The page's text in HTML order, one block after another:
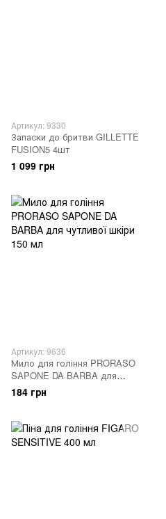
Артикул: 9330
Запаски до бритви GILLETTE
FUSION5 4шт
1 099 грн
Артикул: 9636
Мило для гоління PRORASO
SAPONE DA BARBA для
чутливої шкіри 150 мл
184 грн